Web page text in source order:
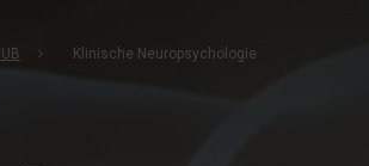
Klinische Neuropsychologie